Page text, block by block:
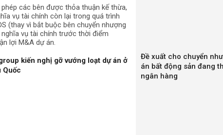
các bên được thỏa thuận kế thừa,
vụ tài chính còn lại trong quá trình
(thay vì bắt buộc bên chuyển nhượng
vụ tài chính trước thời điểm
lợi M&A dự án.
kiến nghị gỡ vướng loạt dự án ở
Quốc
Đề xuất cho chuyển
án bất động sản đang
ngân hàng